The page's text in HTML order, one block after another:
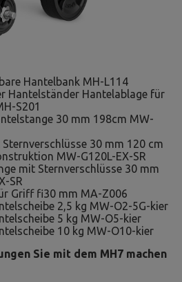
Hantelbank MH-L114
Hantelständer Hantelablage für
S201
30 mm 198cm MW-
30 mm 120 cm
MW-G120L-EX-SR
mit Sternverschlüsse 30 mm
SR
Griff fi30 mm MA-Z006
2,5 kg MW-O2-5G-kier
5 kg MW-O5-kier
10 kg MW-O10-kier
Sie mit dem MH7 machen